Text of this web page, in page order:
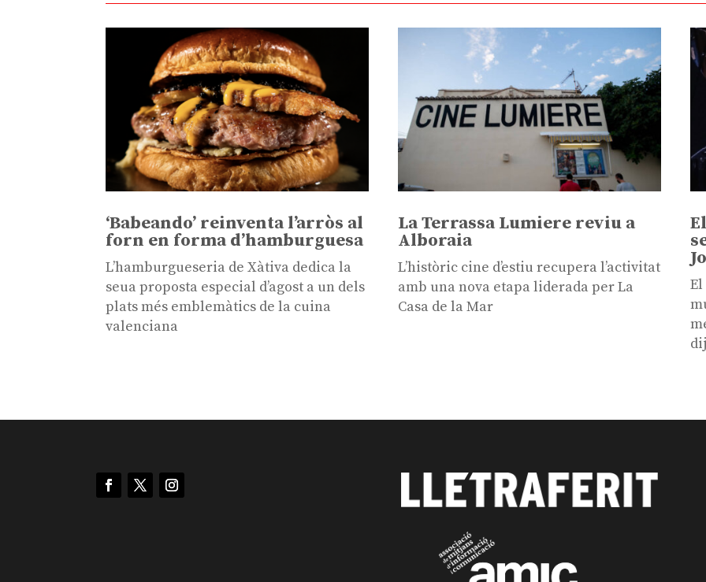
‘Babeando’ reinventa l’arròs al
forn en forma d’hamburguesa
L’hamburgueseria de Xàtiva dedica la
seua proposta especial d’agost a un dels
plats més emblemàtics de la cuina
valenciana
La Terrassa Lumiere reviu a
Alboraia
L’històric cine d’estiu recupera l’activitat
amb una nova etapa liderada per La
Casa de la Mar